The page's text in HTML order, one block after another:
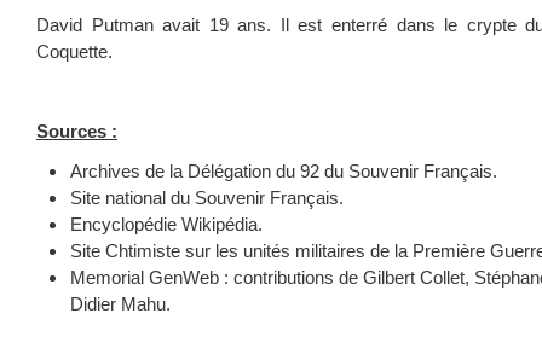
David Putman avait 19 ans. Il est enterré dans le crypte
Coquette.
Sources :
Archives de la Délégation du 92 du Souvenir Français.
Site national du Souvenir Français.
Encyclopédie Wikipédia.
Site Chtimiste sur les unités militaires de la Première
Memorial GenWeb : contributions de Gilbert Collet,
Didier Mahu.